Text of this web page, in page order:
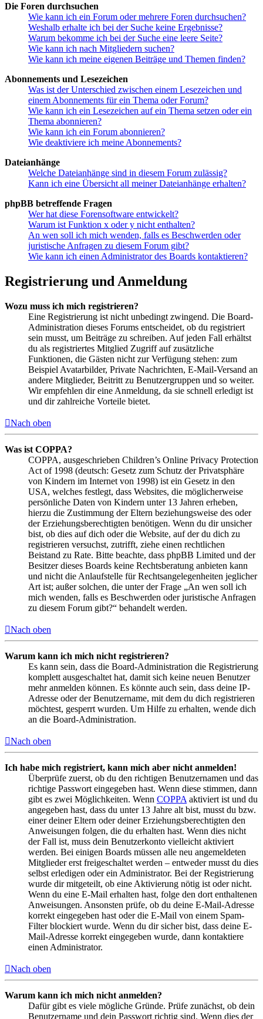
Die Foren durchsuchen
Wie kann ich ein Forum oder mehrere Foren durchsuchen?
Weshalb erhalte ich bei der Suche keine Ergebnisse?
Warum bekomme ich bei der Suche eine leere Seite?
Wie kann ich nach Mitgliedern suchen?
Wie kann ich meine eigenen Beiträge und Themen finden?
Abonnements und Lesezeichen
Was ist der Unterschied zwischen einem Lesezeichen und
einem Abonnements für ein Thema oder Forum?
Wie kann ich ein Lesezeichen auf ein Thema setzen oder ein
Thema abonnieren?
Wie kann ich ein Forum abonnieren?
Wie deaktiviere ich meine Abonnements?
Dateianhänge
Welche Dateianhänge sind in diesem Forum zulässig?
Kann ich eine Übersicht all meiner Dateianhänge erhalten?
phpBB betreffende Fragen
Wer hat diese Forensoftware entwickelt?
Warum ist Funktion x oder y nicht enthalten?
An wen soll ich mich wenden, falls es Beschwerden oder
juristische Anfragen zu diesem Forum gibt?
Wie kann ich einen Administrator des Boards kontaktieren?
Registrierung und Anmeldung
Wozu muss ich mich registrieren?
Eine Registrierung ist nicht unbedingt zwingend. Die Board-
Administration dieses Forums entscheidet, ob du registriert
sein musst, um Beiträge zu schreiben. Auf jeden Fall erhältst
du als registriertes Mitglied Zugriff auf zusätzliche
Funktionen, die Gästen nicht zur Verfügung stehen: zum
Beispiel Avatarbilder, Private Nachrichten, E-Mail-Versand an
andere Mitglieder, Beitritt zu Benutzergruppen und so weiter.
Wir empfehlen dir eine Anmeldung, da sie schnell erledigt ist
und dir zahlreiche Vorteile bietet.
Nach oben
Was ist COPPA?
COPPA, ausgeschrieben Children’s Online Privacy Protection
Act of 1998 (deutsch: Gesetz zum Schutz der Privatsphäre
von Kindern im Internet von 1998) ist ein Gesetz in den
USA, welches festlegt, dass Websites, die möglicherweise
persönliche Daten von Kindern unter 13 Jahren erheben,
hierzu die Zustimmung der Eltern beziehungsweise des oder
der Erziehungsberechtigten benötigen. Wenn du dir unsicher
bist, ob dies auf dich oder die Website, auf der du dich zu
registrieren versuchst, zutrifft, ziehe einen rechtlichen
Beistand zu Rate. Bitte beachte, dass phpBB Limited und der
Besitzer dieses Boards keine Rechtsberatung anbieten kann
und nicht die Anlaufstelle für Rechtsangelegenheiten jeglicher
Art ist; außer solchen, die unter der Frage „An wen soll ich
mich wenden, falls es Beschwerden oder juristische Anfragen
zu diesem Forum gibt?“ behandelt werden.
Nach oben
Warum kann ich mich nicht registrieren?
Es kann sein, dass die Board-Administration die Registrierung
komplett ausgeschaltet hat, damit sich keine neuen Benutzer
mehr anmelden können. Es könnte auch sein, dass deine IP-
Adresse oder der Benutzername, mit dem du dich registrieren
möchtest, gesperrt wurden. Um Hilfe zu erhalten, wende dich
an die Board-Administration.
Nach oben
Ich habe mich registriert, kann mich aber nicht anmelden!
Überprüfe zuerst, ob du den richtigen Benutzernamen und das
richtige Passwort eingegeben hast. Wenn diese stimmen, dann
gibt es zwei Möglichkeiten. Wenn COPPA aktiviert ist und du
angegeben hast, dass du unter 13 Jahre alt bist, musst du bzw.
einer deiner Eltern oder deiner Erziehungsberechtigten den
Anweisungen folgen, die du erhalten hast. Wenn dies nicht
der Fall ist, muss dein Benutzerkonto vielleicht aktiviert
werden. Bei einigen Boards müssen alle neu angemeldeten
Mitglieder erst freigeschaltet werden – entweder musst du dies
selbst erledigen oder ein Administrator. Bei der Registrierung
wurde dir mitgeteilt, ob eine Aktivierung nötig ist oder nicht.
Wenn du eine E-Mail erhalten hast, folge den dort enthaltenen
Anweisungen. Ansonsten prüfe, ob du deine E-Mail-Adresse
korrekt eingegeben hast oder die E-Mail von einem Spam-
Filter blockiert wurde. Wenn du dir sicher bist, dass deine E-
Mail-Adresse korrekt eingegeben wurde, dann kontaktiere
einen Administrator.
Nach oben
Warum kann ich mich nicht anmelden?
Dafür gibt es viele mögliche Gründe. Prüfe zunächst, ob dein
Benutzername und dein Passwort richtig sind. Wenn dies der